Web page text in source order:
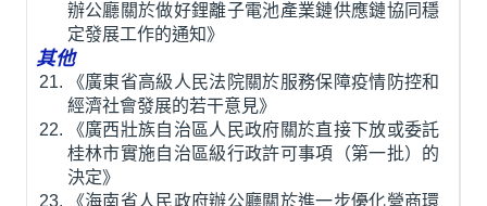
辦公廳關於做好鋰離子電池產業鏈供應鏈協同穩
定發展工作的通知》
其他
《廣東省高級人民法院關於服務保障疫情防控和
經濟社會發展的若干意見》
《廣西壯族自治區人民政府關於直接下放或委託
桂林市實施自治區級行政許可事項（第一批）的
決定》
《海南省人民政府辦公廳關於進一步優化營商環